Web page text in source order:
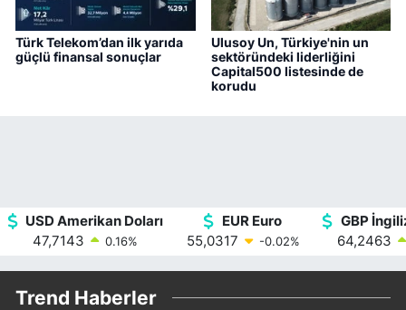
Türk Telekom’dan ilk yarıda
güçlü finansal sonuçlar
Ulusoy Un, Türkiye'nin un
sektöründeki liderliğini
Capital500 listesinde de
korudu
USD Amerikan Doları
47,7143
0.16%
EUR Euro
55,0317
-0.02%
GBP
64,2463
Trend Haberler